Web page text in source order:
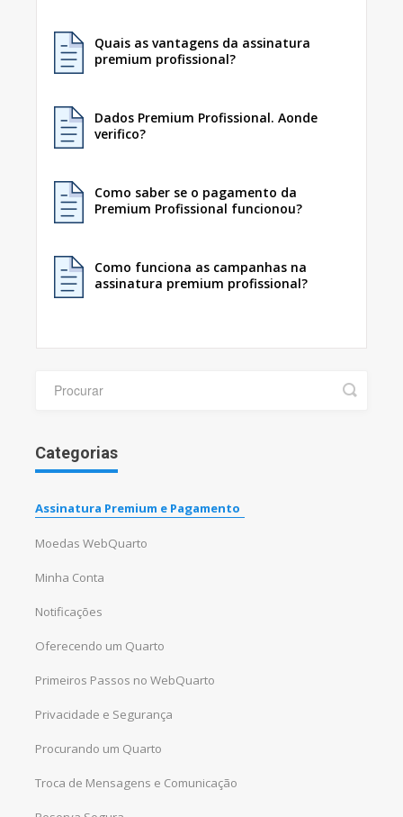
Quais as vantagens da assinatura
premium profissional?
Dados Premium Profissional. Aonde
verifico?
Como saber se o pagamento da
Premium Profissional funcionou?
Como funciona as campanhas na
assinatura premium profissional?
Categorias
Assinatura Premium e Pagamento
Moedas WebQuarto
Minha Conta
Notificações
Oferecendo um Quarto
Primeiros Passos no WebQuarto
Privacidade e Segurança
Procurando um Quarto
Troca de Mensagens e Comunicação